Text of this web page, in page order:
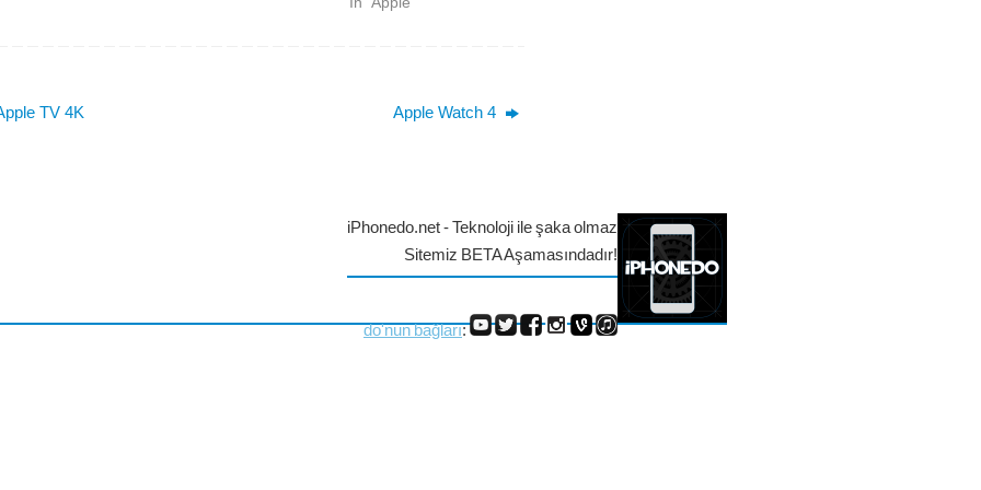
TV 4K Apple Watch 4
iPhonedo.net - Teknoloji ile şaka olmaz
Sitemiz BETA Aşamasındadır!
do'nun bağları: